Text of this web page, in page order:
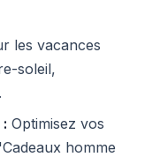
les vacances
soleil,
Optimisez vos
homme